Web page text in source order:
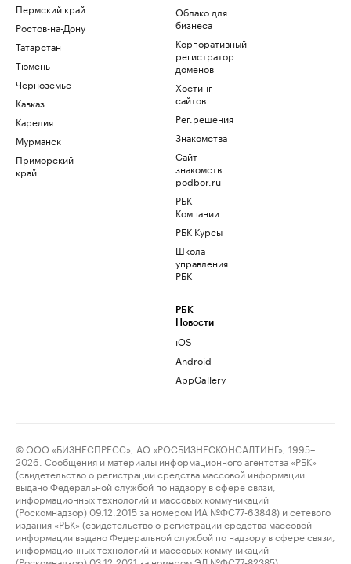
Пермский край
Ростов-на-Дону
Татарстан
Тюмень
Черноземье
Кавказ
Карелия
Мурманск
Приморский
край
Облако для
бизнеса
Корпоративный
регистратор
доменов
Хостинг
сайтов
Рег.решения
Знакомства
Сайт
знакомств
podbor.ru
РБК
Компании
РБК Курсы
Школа
управления
РБК
РБК
Новости
iOS
Android
AppGallery
© ООО «БИЗНЕСПРЕСС», АО «РОСБИЗНЕСКОНСАЛТИНГ», 1995–
2026. Сообщения и материалы информационного агентства «РБК»
(свидетельство о регистрации средства массовой информации
выдано Федеральной службой по надзору в сфере связи,
информационных технологий и массовых коммуникаций
(Роскомнадзор) 09.12.2015 за номером ИА №ФС77-63848) и сетевого
издания «РБК» (свидетельство о регистрации средства массовой
информации выдано Федеральной службой по надзору в сфере связи,
информационных технологий и массовых коммуникаций